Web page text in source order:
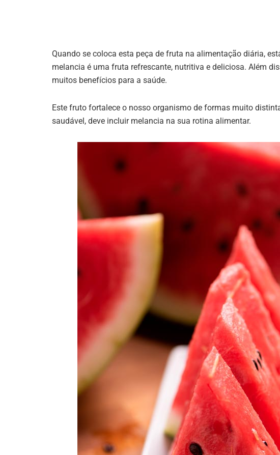
Quando se coloca esta peça de fruta na alimentação diária,
melancia é uma fruta refrescante, nutritiva e deliciosa. Além
muitos benefícios para a saúde.
Este fruto fortalece o nosso organismo de formas muito
saudável, deve incluir melancia na sua rotina alimentar.